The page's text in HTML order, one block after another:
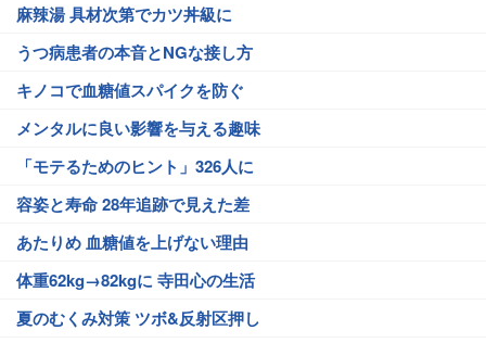
麻辣湯 具材次第でカツ丼級に
うつ病患者の本音とNGな接し方
キノコで血糖値スパイクを防ぐ
メンタルに良い影響を与える趣味
「モテるためのヒント」326人に
容姿と寿命 28年追跡で見えた差
あたりめ 血糖値を上げない理由
体重62kg→82kgに 寺田心の生活
夏のむくみ対策 ツボ&反射区押し